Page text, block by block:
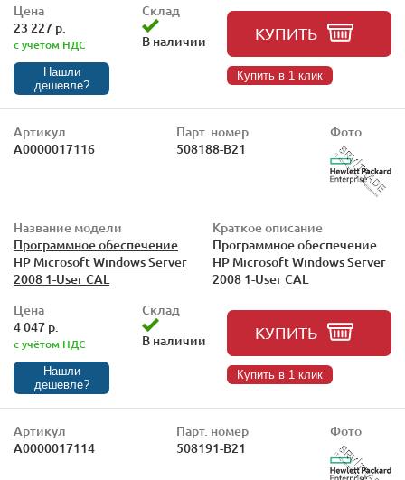
Цена
23 227 р.
с учётом НДС
Нашли
дешевле?
Склад
В наличии
КУПИТЬ
Купить в 1 клик
Артикул
А0000017116
Парт. номер
508188-B21
Фото
Название модели
Программное обеспечение
HP Microsoft Windows Server
2008 1-User CAL
Краткое описание
Программное обеспечение
HP Microsoft Windows Server
2008 1-User CAL
Цена
4 047 р.
с учётом НДС
Нашли
дешевле?
Склад
В наличии
КУПИТЬ
Купить в 1 клик
Артикул
А0000017114
Парт. номер
508191-B21
Фото